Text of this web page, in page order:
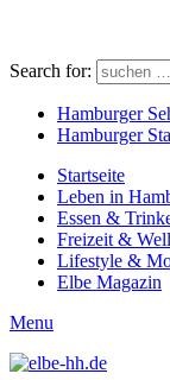
Search for:
Hamburger
Hamburger
Startseite
Leben in
Essen &
Freizeit &
Lifestyle &
Elbe Magazin
Menu